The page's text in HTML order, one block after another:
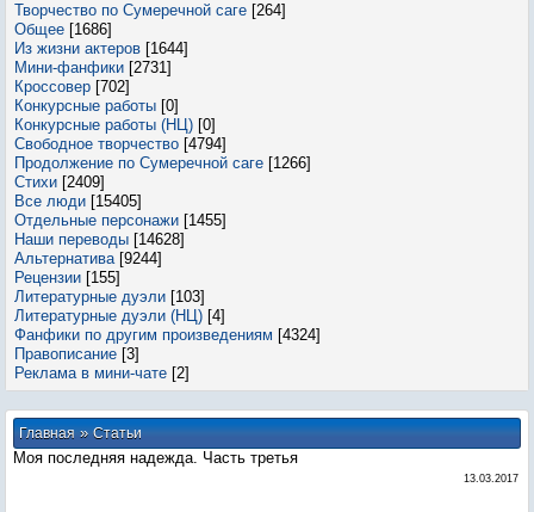
Творчество по Сумеречной саге [264]
Общее [1686]
Из жизни актеров [1644]
Мини-фанфики [2731]
Кроссовер [702]
Конкурсные работы [0]
Конкурсные работы (НЦ) [0]
Свободное творчество [4794]
Продолжение по Сумеречной саге [1266]
Стихи [2409]
Все люди [15405]
Отдельные персонажи [1455]
Наши переводы [14628]
Альтернатива [9244]
Рецензии [155]
Литературные дуэли [103]
Литературные дуэли (НЦ) [4]
Фанфики по другим произведениям [4324]
Правописание [3]
Реклама в мини-чате [2]
Главная»Статьи
Моя последняя надежда. Часть третья
13.03.2017